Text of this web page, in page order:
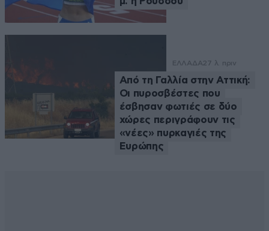
ΕΛΛΑΔΑ27 λ. πριν
Από τη Γαλλία στην Αττική:
Οι πυροσβέστες που
έσβησαν φωτιές σε δύο
χώρες περιγράφουν τις
«νέες» πυρκαγιές της
Ευρώπης